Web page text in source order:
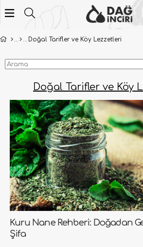
Doğal Tarifler ve Köy Lezzetleri
Doğal Tarifler ve Köy
Kuru Nane Rehberi: Doğadan
Şifa